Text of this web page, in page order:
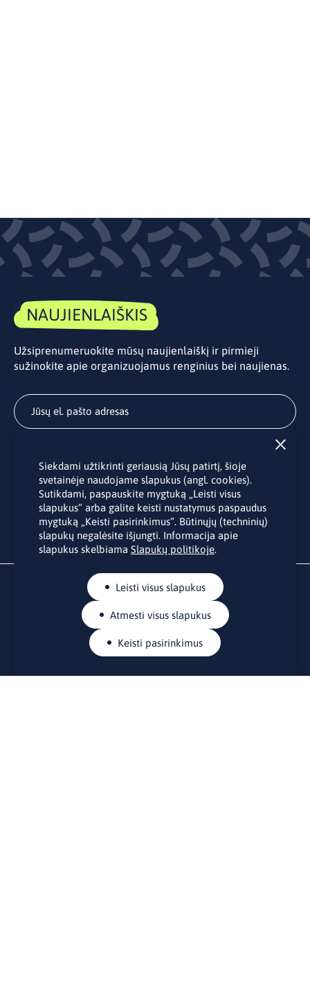
NAUJIENLAIŠKIS
Užsiprenumeruokite mūsų naujienlaiškį ir pirmieji
sužinokite apie organizuojamus renginius bei naujienas.
Užsakydami LINO biuro naujienlaiškį Jūs sutinkate su Jūsų
asmens duomenų tvarkymu pateiktu “Privatumo politikoje
Siekdami užtikrinti geriausią Jūsų patirtį, šioje
svetainėje naudojame slapukus (angl. cookies).
Sutikdami, paspauskite mygtuką „Leisti visus
slapukus“ arba galite keisti nustatymus paspaudus
mygtuką „Keisti pasirinkimus“. Būtinųjų (techninių)
slapukų negalėsite išjungti. Informacija apie
slapukus skelbiama Slapukų politikoje.
Leisti visus slapukus
Atmesti visus slapukus
Keisti pasirinkimus